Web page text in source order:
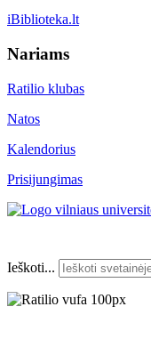
iBiblioteka.lt
Nariams
Ratilio klubas
Natos
Kalendorius
Prisijungimas
Ieškoti...